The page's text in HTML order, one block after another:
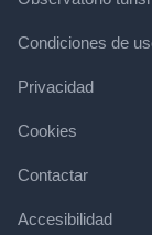
Condiciones de
Privacidad
Cookies
Contactar
Accesibilidad